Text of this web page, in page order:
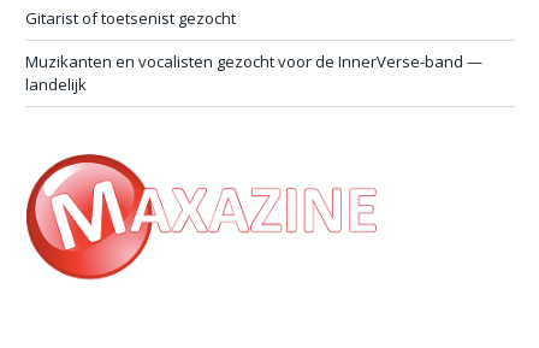
Gitarist of toetsenist gezocht
Muzikanten en vocalisten gezocht voor de InnerVerse-band —
landelijk